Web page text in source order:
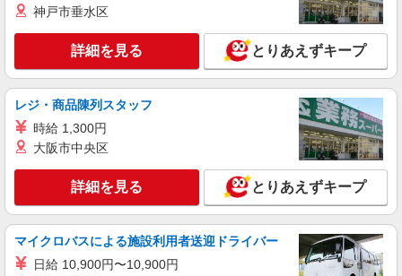
善は急げ≫≫≫履歴書不要＆面接なし！駅チカ
時給1600円〜2250円 ＜日払い有/週払い有/交
通費全支給(ガソリン代含む)＞
富士見市
キープ 詳細を見る
派遣社員
株式会社kotrio /●SI-H-2076168
みずほ台駅＊看護助手(資格経験不問)募集♪食
事配膳などの補助業務
時給1600円〜2250円 ＜日払い有/週払い有/交
通費全支給(ガソリン代含む)＞
神戸市垂水区
詳細を見る とりあえずキープ
レジ・商品陳列スタッフ
時給 1,300円
大阪市中央区
詳細を見る とりあえずキープ
マイクロバスによる施設利用者送迎ドライバー
日給 10,900円〜10,900円